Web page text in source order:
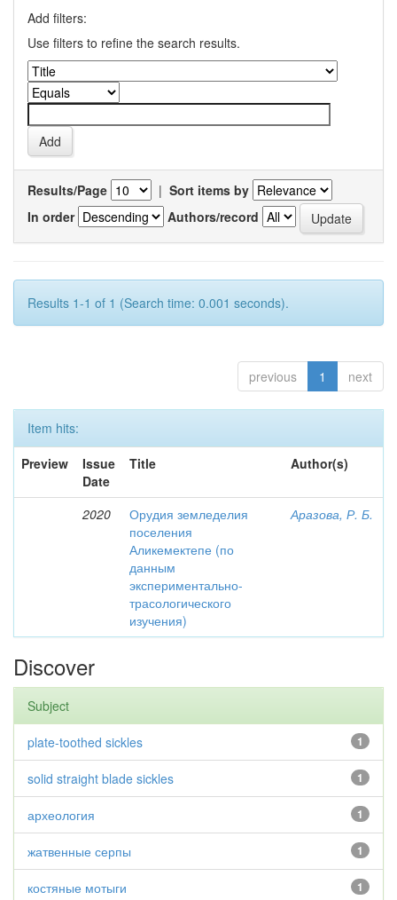
Add filters:
Use filters to refine the search results.
Results/Page | Sort items by
In order
Authors/record
Results 1-1 of 1 (Search time: 0.001 seconds).
previous 1 next
Item hits:
Preview
Issue
Date
Title Author(s)
2020
Орудия земледелия
поселения
Аликемектепе (по
данным
экспериментально-
трасологического
изучения)
Аразова, Р. Б.
Discover
Subject
1
plate-toothed sickles
1
solid straight blade sickles
1
археология
1
жатвенные серпы
1
костяные мотыги